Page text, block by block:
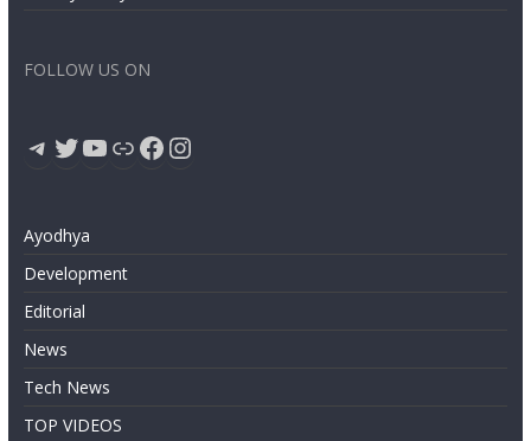
FOLLOW US ON
Telegram
Twitter
YouTube
LinkFacebook
Instagram
Ayodhya
Development
Editorial
News
Tech News
TOP VIDEOS